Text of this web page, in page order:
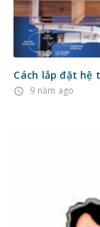
Cách lắp đặt
access_time 9 năm ago